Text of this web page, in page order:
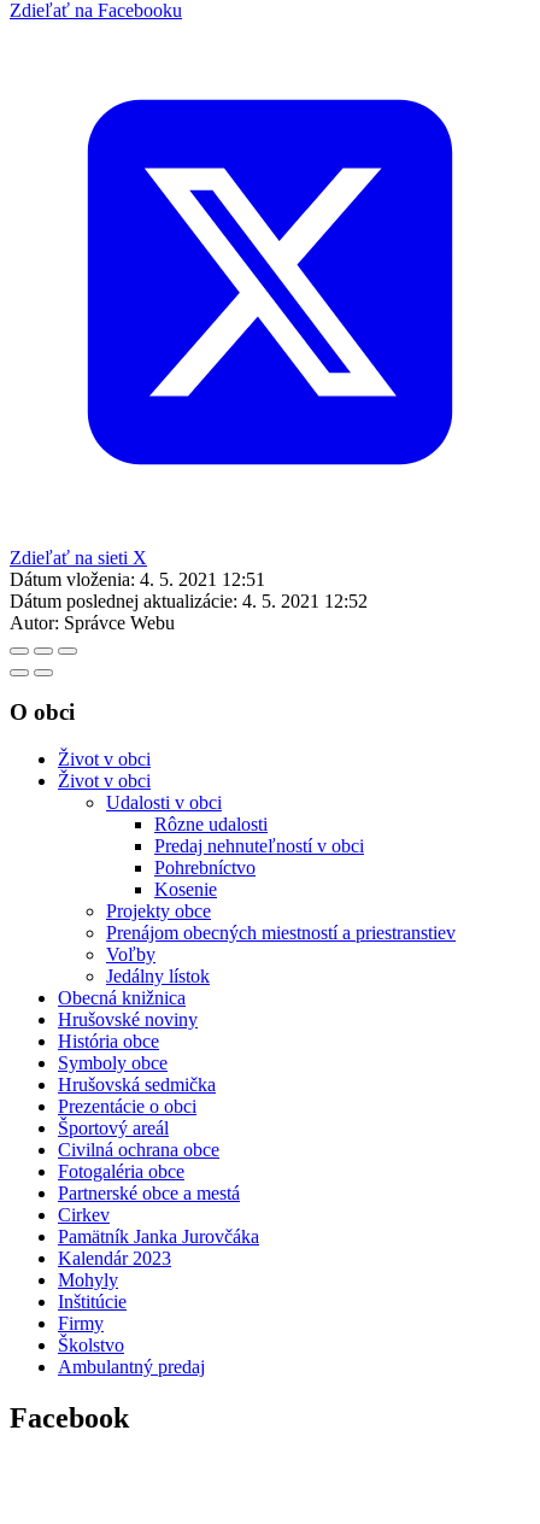
Zdieľať na Facebooku
Zdieľať na sieti X
Dátum vloženia: 4. 5. 2021 12:51
Dátum poslednej aktualizácie: 4. 5. 2021 12:52
Autor: Správce Webu
O obci
Život v obci
Život v obci
Udalosti v obci
Rôzne udalosti
Predaj nehnuteľností v obci
Pohrebníctvo
Kosenie
Projekty obce
Prenájom obecných miestností a priestranstiev
Voľby
Jedálny lístok
Obecná knižnica
Hrušovské noviny
História obce
Symboly obce
Hrušovská sedmička
Prezentácie o obci
Športový areál
Civilná ochrana obce
Fotogaléria obce
Partnerské obce a mestá
Cirkev
Pamätník Janka Jurovčáka
Kalendár 2023
Mohyly
Inštitúcie
Firmy
Školstvo
Ambulantný predaj
Facebook